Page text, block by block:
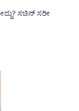
ಸಚಿನ್ ಸರೀ